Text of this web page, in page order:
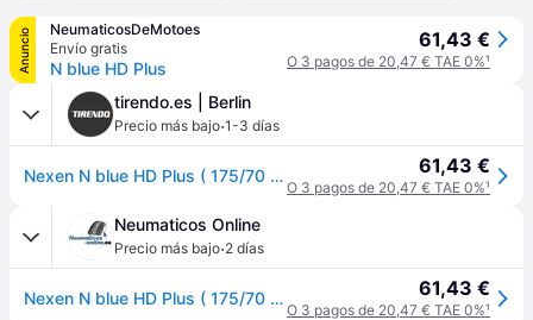
Anuncio
NeumaticosDeMotoes
Envío gratis
N blue HD Plus
61,43 €
O 3 pagos de 20,47 € TAE 0%¹
tirendo.es | Berlin
Precio más bajo·1-3 días
Nexen N blue HD Plus ( 175/70 R13 82T 4PR ) - negro 61,43 €
O 3 pagos de 20,47 € TAE 0%¹
Neumaticos Online
Precio más bajo·2 días
Nexen N blue HD Plus ( 175/70 R13 82T 4PR ) 61,43 €
O 3 pagos de 20,47 € TAE 0%¹